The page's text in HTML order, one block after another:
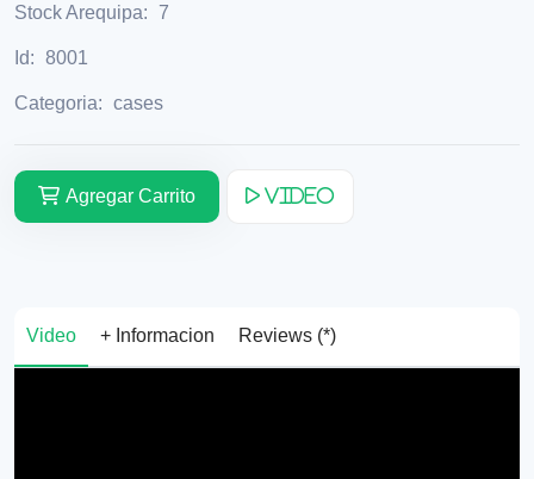
Stock Arequipa: 7
Id: 8001
Categoria: cases
Agregar Carrito Video
Video + Informacion Reviews (*)